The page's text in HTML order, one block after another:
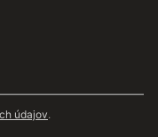
údajov.